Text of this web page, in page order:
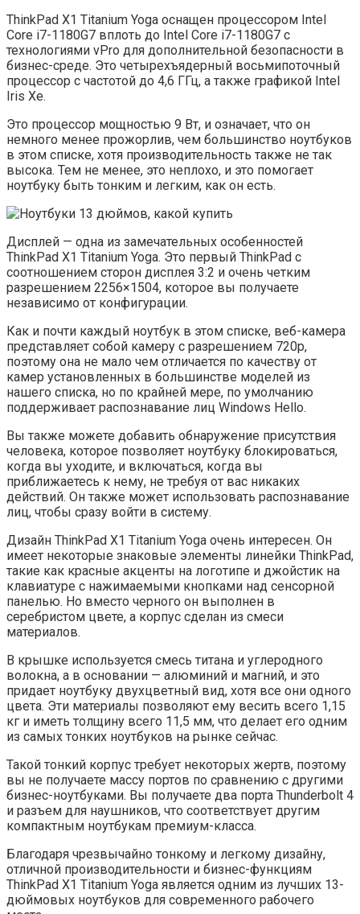
ThinkPad X1 Titanium Yoga оснащен процессором Intel
Core i7-1180G7 вплоть до Intel Core i7-1180G7 с
технологиями vPro для дополнительной безопасности в
бизнес-среде. Это четырехъядерный восьмипоточный
процессор с частотой до 4,6 ГГц, а также графикой Intel
Iris Xe.
Это процессор мощностью 9 Вт, и означает, что он
немного менее прожорлив, чем большинство ноутбуков
в этом списке, хотя производительность также не так
высока. Тем не менее, это неплохо, и это помогает
ноутбуку быть тонким и легким, как он есть.
Дисплей — одна из замечательных особенностей
ThinkPad X1 Titanium Yoga. Это первый ThinkPad с
соотношением сторон дисплея 3:2 и очень четким
разрешением 2256×1504, которое вы получаете
независимо от конфигурации.
Как и почти каждый ноутбук в этом списке, веб-камера
представляет собой камеру с разрешением 720p,
поэтому она не мало чем отличается по качеству от
камер установленных в большинстве моделей из
нашего списка, но по крайней мере, по умолчанию
поддерживает распознавание лиц Windows Hello.
Вы также можете добавить обнаружение присутствия
человека, которое позволяет ноутбуку блокироваться,
когда вы уходите, и включаться, когда вы
приближаетесь к нему, не требуя от вас никаких
действий. Он также может использовать распознавание
лиц, чтобы сразу войти в систему.
Дизайн ThinkPad X1 Titanium Yoga очень интересен. Он
имеет некоторые знаковые элементы линейки ThinkPad,
такие как красные акценты на логотипе и джойстик на
клавиатуре с нажимаемыми кнопками над сенсорной
панелью. Но вместо черного он выполнен в
серебристом цвете, а корпус сделан из смеси
материалов.
В крышке используется смесь титана и углеродного
волокна, а в основании — алюминий и магний, и это
придает ноутбуку двухцветный вид, хотя все они одного
цвета. Эти материалы позволяют ему весить всего 1,15
кг и иметь толщину всего 11,5 мм, что делает его одним
из самых тонких ноутбуков на рынке сейчас.
Такой тонкий корпус требует некоторых жертв, поэтому
вы не получаете массу портов по сравнению с другими
бизнес-ноутбуками. Вы получаете два порта Thunderbolt 4
и разъем для наушников, что соответствует другим
компактным ноутбукам премиум-класса.
Благодаря чрезвычайно тонкому и легкому дизайну,
отличной производительности и бизнес-функциям
ThinkPad X1 Titanium Yoga является одним из лучших 13-
дюймовых ноутбуков для современного рабочего